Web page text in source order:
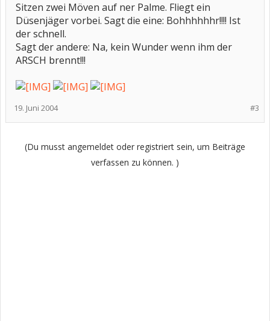
Sitzen zwei Möven auf ner Palme. Fliegt ein
Düsenjäger vorbei. Sagt die eine: Bohhhhhhr!!!! Ist
der schnell.
Sagt der andere: Na, kein Wunder wenn ihm der
ARSCH brennt!!!
#3
19. Juni 2004
(Du musst angemeldet oder registriert sein, um Beiträge
verfassen zu können. )